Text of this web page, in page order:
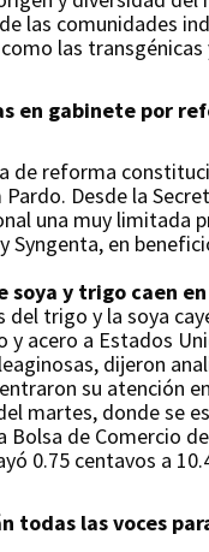
las comunidades
las
en gabinete por
de reforma
Pardo. Desde la
una muy limitada
Syngenta, en
soya y trigo caen
del trigo y la soya
y acero a Estados
dijeron
su atención
martes, donde se
Bolsa de Comercio
0.75 centavos a
todas las voces